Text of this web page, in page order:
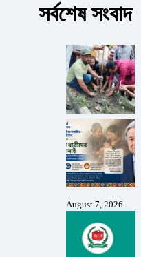
সর্বশেষ সংবাদ
August 7, 2026